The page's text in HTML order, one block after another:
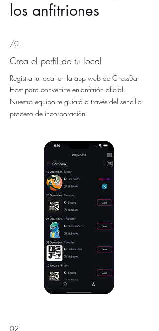
los anfitriones
/01
Crea el perfil de tu local
Registra tu local en la app web de ChessBar
Host para convertirte en anfitrión oficial.
Nuestro equipo te guiará a través del sencillo
proceso de incorporación.
02